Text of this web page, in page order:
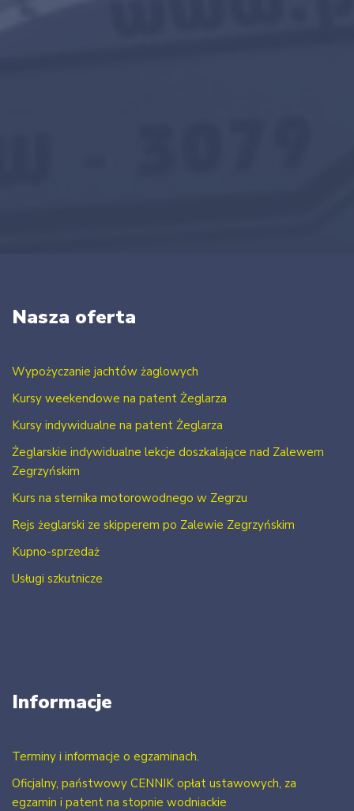
Nasza oferta
Wypożyczanie jachtów żaglowych
Kursy weekendowe na patent Żeglarza
Kursy indywidualne na patent Żeglarza
Żeglarskie indywidualne lekcje doszkalające nad Zalewem
Zegrzyńskim
Kurs na sternika motorowodnego w Zegrzu
Rejs żeglarski ze skipperem po Zalewie Zegrzyńskim
Kupno-sprzedaż
Usługi szkutnicze
Informacje
Terminy i informacje o egzaminach.
Oficjalny, państwowy CENNIK opłat ustawowych, za
egzamin i patent na stopnie wodniackie